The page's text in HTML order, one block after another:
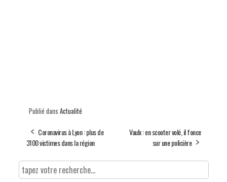
Publié dans Actualité
Coronavirus à Lyon : plus de
3100 victimes dans la région
Vaulx : en scooter volé, il fonce
sur une policière